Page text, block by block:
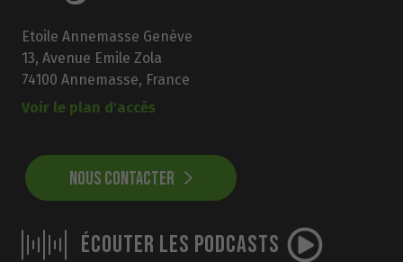
Etoile Annemasse Genève
13, Avenue Emile Zola
74100 Annemasse, France
Voir le plan d'accès
NOUS CONTACTER
ÉCOUTER LES PODCASTS